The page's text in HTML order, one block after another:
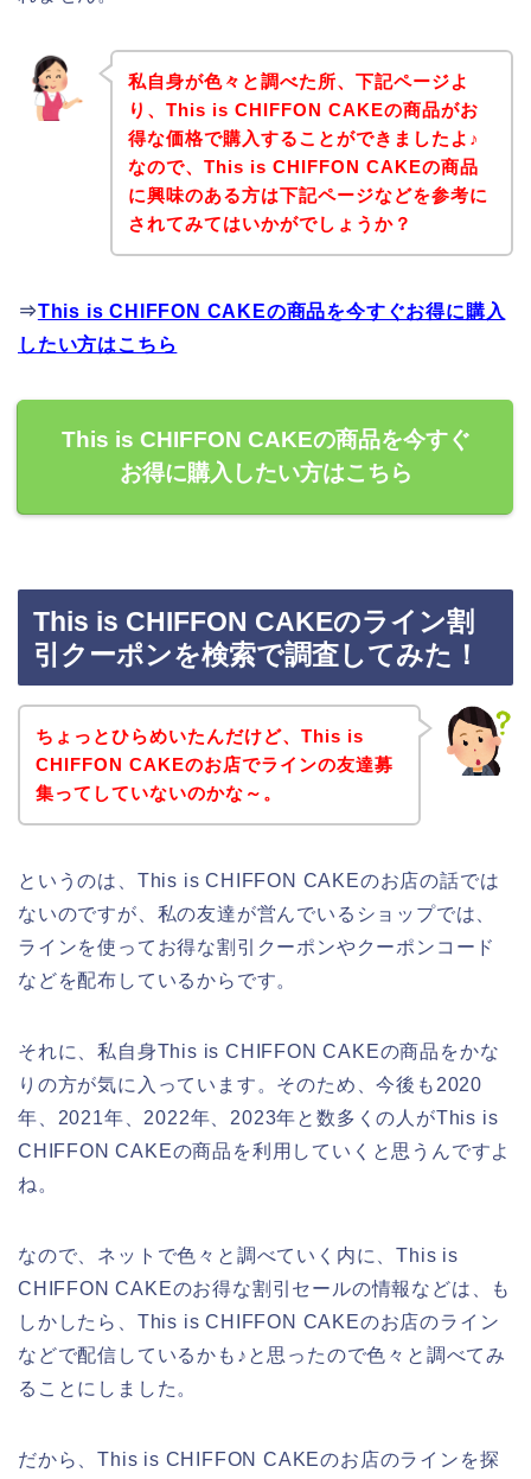
私自身が色々と調べた所、下記ページよ
り、This is CHIFFON CAKEの商品がお
得な価格で購入することができましたよ♪
なので、This is CHIFFON CAKEの商品
に興味のある方は下記ページなどを参考に
されてみてはいかがでしょうか？
⇒This is CHIFFON CAKEの商品を今すぐお得に購入
したい方はこちら
This is CHIFFON CAKEの商品を今すぐ
お得に購入したい方はこちら
This is CHIFFON CAKEのライン割
引クーポンを検索で調査してみた！
ちょっとひらめいたんだけど、This is
CHIFFON CAKEのお店でラインの友達募
集ってしていないのかな～。
というのは、This is CHIFFON CAKEのお店の話では
ないのですが、私の友達が営んでいるショップでは、
ラインを使ってお得な割引クーポンやクーポンコード
などを配布しているからです。
それに、私自身This is CHIFFON CAKEの商品をかな
りの方が気に入っています。そのため、今後も2020
年、2021年、2022年、2023年と数多くの人がThis is
CHIFFON CAKEの商品を利用していくと思うんですよ
ね。
なので、ネットで色々と調べていく内に、This is
CHIFFON CAKEのお得な割引セールの情報などは、も
しかしたら、This is CHIFFON CAKEのお店のライン
などで配信しているかも♪と思ったので色々と調べてみ
ることにしました。
だから、This is CHIFFON CAKEのお店のラインを探